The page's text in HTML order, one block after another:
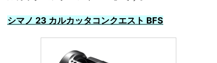
シマノ 23 カルカッタコンクエスト BFS